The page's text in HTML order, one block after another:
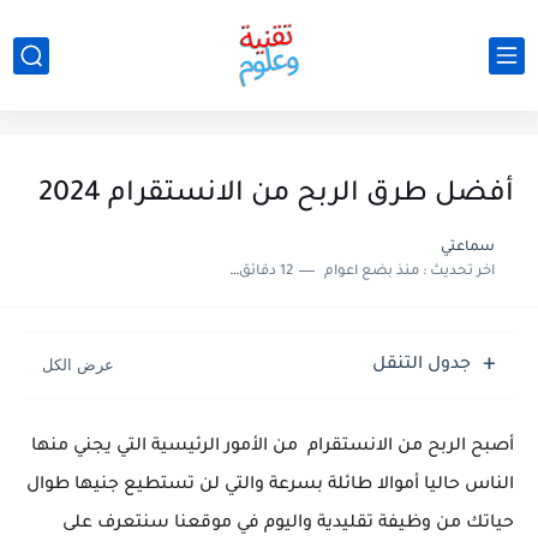
أفضل طرق الربح من الانستقرام 2024
سماعتي
اخر تحديث :منذ بضع اعوام 12 دقائق للقراءة
جدول التنقل
أصبح الربح من الانستقرام من الأمور الرئيسية التي يجني منها
الناس حاليا أموالا طائلة بسرعة والتي لن تستطيع جنيها طوال
حياتك من وظيفة تقليدية واليوم في موقعنا سنتعرف على